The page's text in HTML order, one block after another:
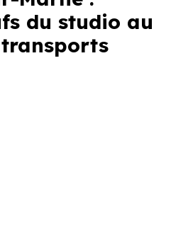
du studio au